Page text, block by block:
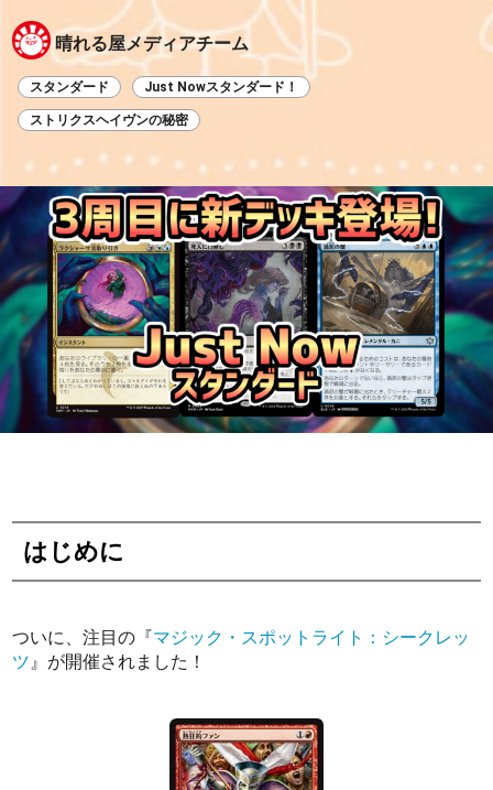
晴れる屋メディアチーム
スタンダード Just Nowスタンダード！
ストリクスヘイヴンの秘密
はじめに
ついに、注目の『マジック・スポットライト：シークレッ
ツ 』が開催されました！